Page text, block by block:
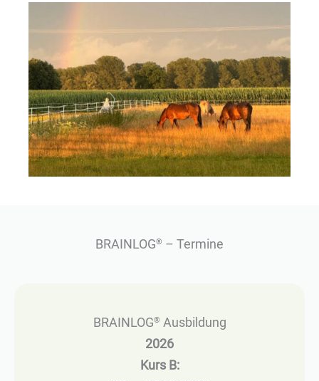
BRAINLOG® – Termine
BRAINLOG® Ausbildung
2026
Kurs B: